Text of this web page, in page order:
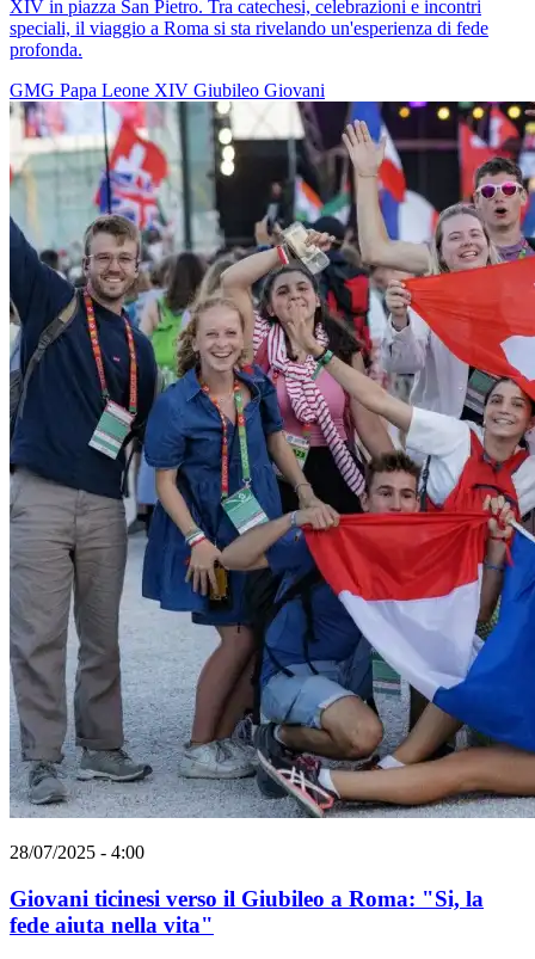
XIV in piazza San Pietro. Tra catechesi, celebrazioni e incontri
speciali, il viaggio a Roma si sta rivelando un'esperienza di fede
profonda.
GMG Papa Leone XIV Giubileo Giovani
28/07/2025 - 4:00
Giovani ticinesi verso il Giubileo a Roma: "Si, la
fede aiuta nella vita"